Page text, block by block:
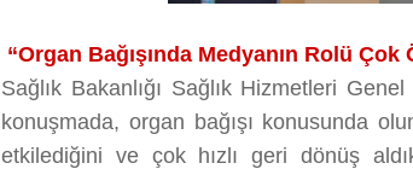
“Organ Bağışında Medyanın Rolü Çok
Sağlık Bakanlığı Sağlık Hizmetleri
konuşmada, organ bağışı konusunda
etkilediğini ve çok hızlı geri dönüş